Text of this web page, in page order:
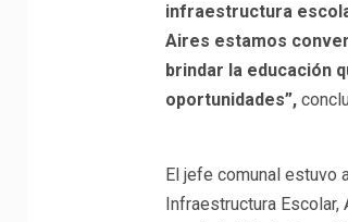
infraestructura
Aires estamos
brindar la educación
oportunidades”,
El jefe comunal estuvo
Infraestructura